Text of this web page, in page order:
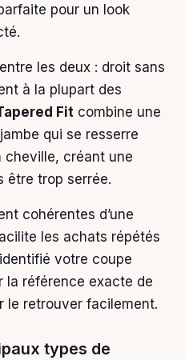
pour un look
les deux : droit sans
à la plupart des
Fit combine une
qui se resserre
cheville, créant une
être trop serrée.
cohérentes d’une
les achats répétés
votre coupe
la référence exacte de
le retrouver facilement.
types de